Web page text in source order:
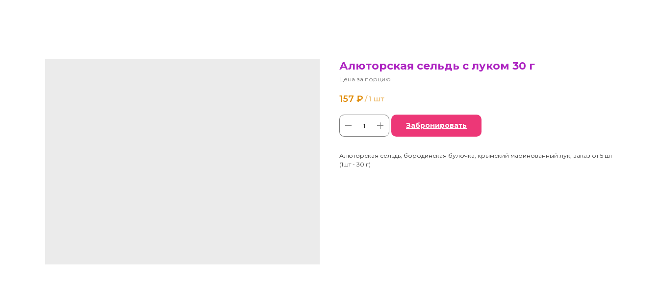
Алюторская сельдь с луком 30 г
Цена за порцию
157 ₽ / 1 шт
Забронировать
Алюторская сельдь, бородинская булочка, крымский маринованный лук; заказ от 5 шт
(1шт - 30 г)